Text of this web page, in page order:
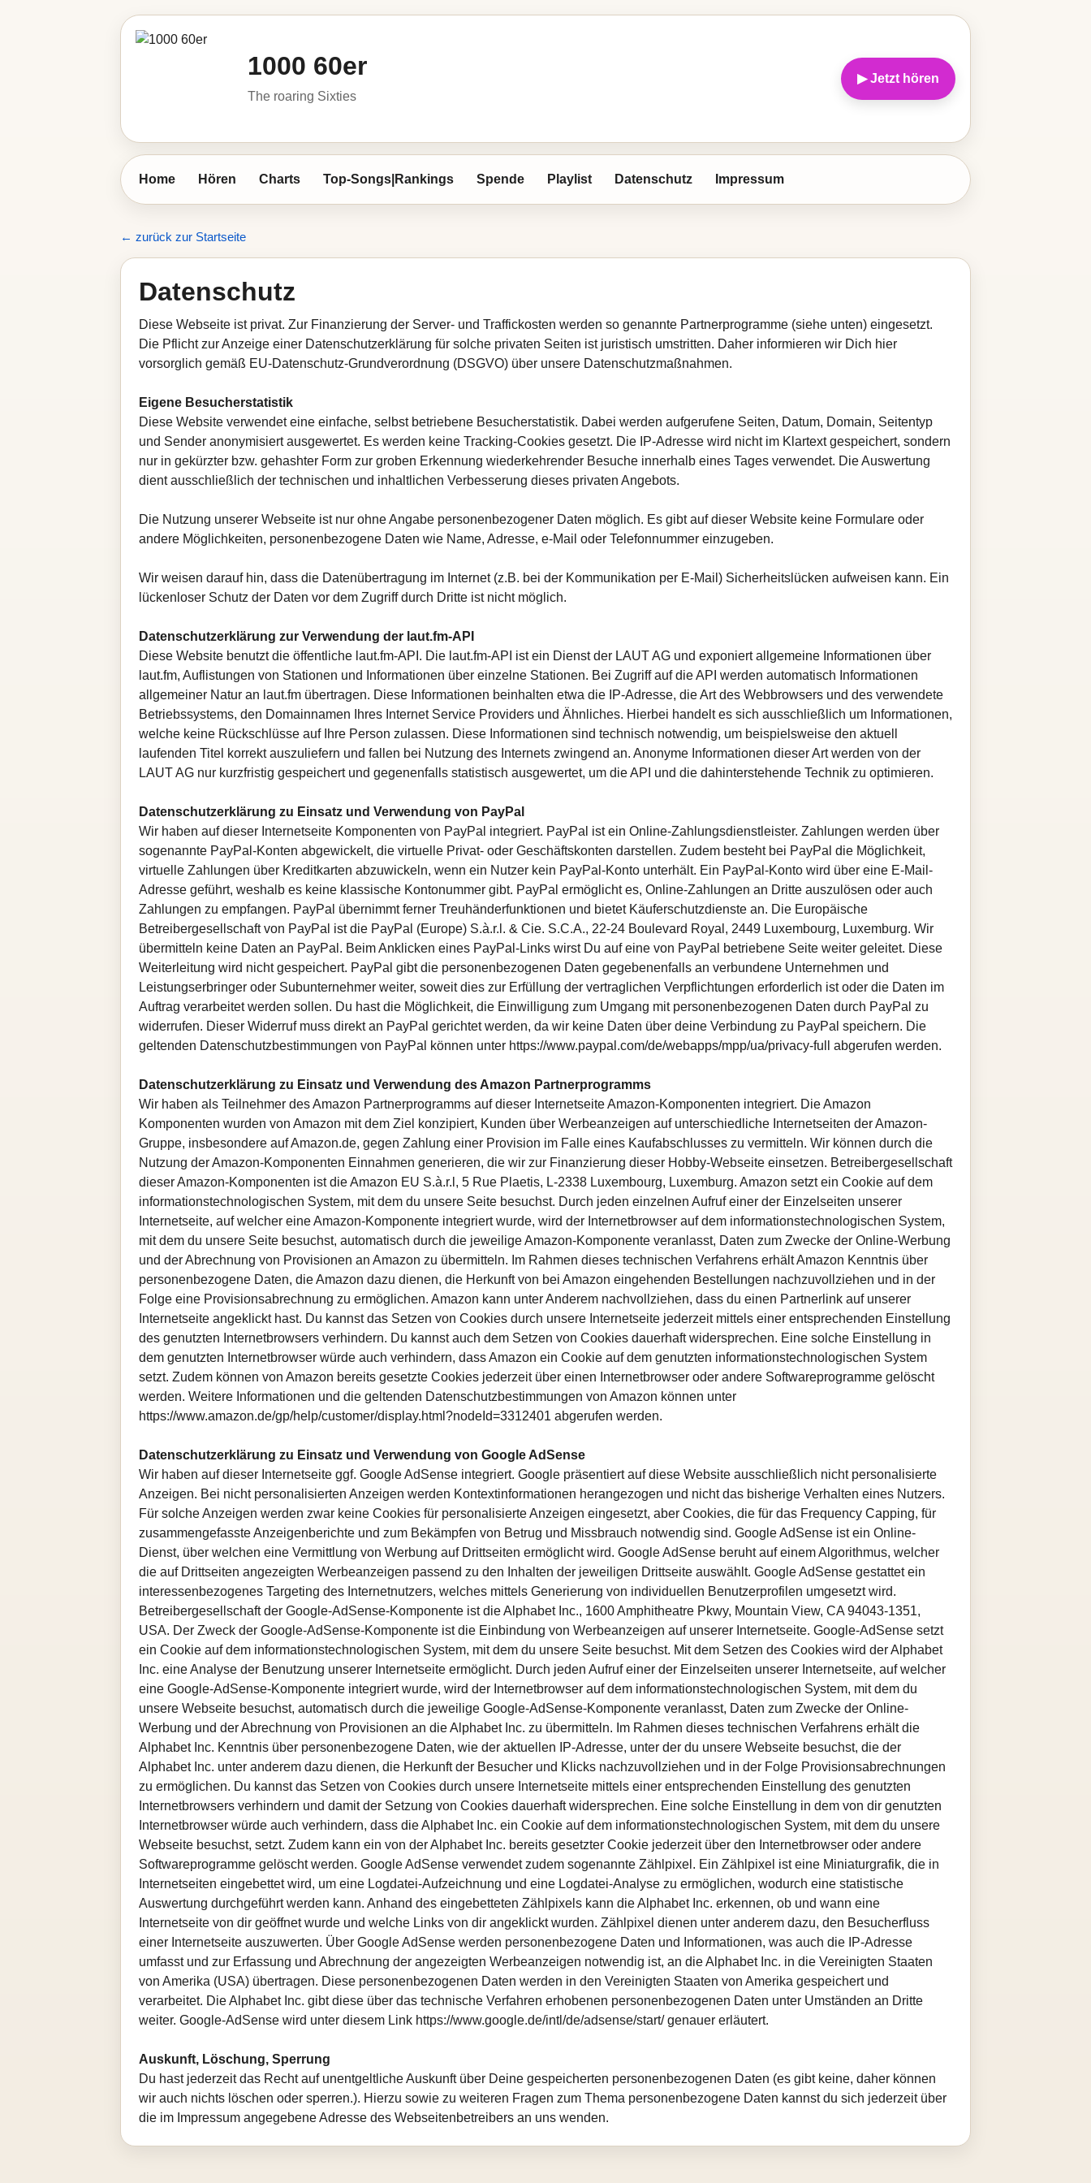
1000 60er
The roaring Sixties
▶ Jetzt hören
Home Hören Charts Top-Songs|Rankings Spende Playlist Datenschutz Impressum
← zurück zur Startseite
Datenschutz
Diese Webseite ist privat. Zur Finanzierung der Server- und Traffickosten werden so genannte Partnerprogramme (siehe unten) eingesetzt.
Die Pflicht zur Anzeige einer Datenschutzerklärung für solche privaten Seiten ist juristisch umstritten. Daher informieren wir Dich hier
vorsorglich gemäß EU-Datenschutz-Grundverordnung (DSGVO) über unsere Datenschutzmaßnahmen.
Eigene Besucherstatistik
Diese Website verwendet eine einfache, selbst betriebene Besucherstatistik. Dabei werden aufgerufene Seiten, Datum, Domain, Seitentyp
und Sender anonymisiert ausgewertet. Es werden keine Tracking-Cookies gesetzt. Die IP-Adresse wird nicht im Klartext gespeichert, sondern
nur in gekürzter bzw. gehashter Form zur groben Erkennung wiederkehrender Besuche innerhalb eines Tages verwendet. Die Auswertung
dient ausschließlich der technischen und inhaltlichen Verbesserung dieses privaten Angebots.
Die Nutzung unserer Webseite ist nur ohne Angabe personenbezogener Daten möglich. Es gibt auf dieser Website keine Formulare oder
andere Möglichkeiten, personenbezogene Daten wie Name, Adresse, e-Mail oder Telefonnummer einzugeben.
Wir weisen darauf hin, dass die Datenübertragung im Internet (z.B. bei der Kommunikation per E-Mail) Sicherheitslücken aufweisen kann. Ein
lückenloser Schutz der Daten vor dem Zugriff durch Dritte ist nicht möglich.
Datenschutzerklärung zur Verwendung der laut.fm-API
Diese Website benutzt die öffentliche laut.fm-API. Die laut.fm-API ist ein Dienst der LAUT AG und exponiert allgemeine Informationen über
laut.fm, Auflistungen von Stationen und Informationen über einzelne Stationen. Bei Zugriff auf die API werden automatisch Informationen
allgemeiner Natur an laut.fm übertragen. Diese Informationen beinhalten etwa die IP-Adresse, die Art des Webbrowsers und des verwendete
Betriebssystems, den Domainnamen Ihres Internet Service Providers und Ähnliches. Hierbei handelt es sich ausschließlich um Informationen,
welche keine Rückschlüsse auf Ihre Person zulassen. Diese Informationen sind technisch notwendig, um beispielsweise den aktuell
laufenden Titel korrekt auszuliefern und fallen bei Nutzung des Internets zwingend an. Anonyme Informationen dieser Art werden von der
LAUT AG nur kurzfristig gespeichert und gegenenfalls statistisch ausgewertet, um die API und die dahinterstehende Technik zu optimieren.
Datenschutzerklärung zu Einsatz und Verwendung von PayPal
Wir haben auf dieser Internetseite Komponenten von PayPal integriert. PayPal ist ein Online-Zahlungsdienstleister. Zahlungen werden über
sogenannte PayPal-Konten abgewickelt, die virtuelle Privat- oder Geschäftskonten darstellen. Zudem besteht bei PayPal die Möglichkeit,
virtuelle Zahlungen über Kreditkarten abzuwickeln, wenn ein Nutzer kein PayPal-Konto unterhält. Ein PayPal-Konto wird über eine E-Mail-
Adresse geführt, weshalb es keine klassische Kontonummer gibt. PayPal ermöglicht es, Online-Zahlungen an Dritte auszulösen oder auch
Zahlungen zu empfangen. PayPal übernimmt ferner Treuhänderfunktionen und bietet Käuferschutzdienste an. Die Europäische
Betreibergesellschaft von PayPal ist die PayPal (Europe) S.à.r.l. & Cie. S.C.A., 22-24 Boulevard Royal, 2449 Luxembourg, Luxemburg. Wir
übermitteln keine Daten an PayPal. Beim Anklicken eines PayPal-Links wirst Du auf eine von PayPal betriebene Seite weiter geleitet. Diese
Weiterleitung wird nicht gespeichert. PayPal gibt die personenbezogenen Daten gegebenenfalls an verbundene Unternehmen und
Leistungserbringer oder Subunternehmer weiter, soweit dies zur Erfüllung der vertraglichen Verpflichtungen erforderlich ist oder die Daten im
Auftrag verarbeitet werden sollen. Du hast die Möglichkeit, die Einwilligung zum Umgang mit personenbezogenen Daten durch PayPal zu
widerrufen. Dieser Widerruf muss direkt an PayPal gerichtet werden, da wir keine Daten über deine Verbindung zu PayPal speichern. Die
geltenden Datenschutzbestimmungen von PayPal können unter https://www.paypal.com/de/webapps/mpp/ua/privacy-full abgerufen werden.
Datenschutzerklärung zu Einsatz und Verwendung des Amazon Partnerprogramms
Wir haben als Teilnehmer des Amazon Partnerprogramms auf dieser Internetseite Amazon-Komponenten integriert. Die Amazon
Komponenten wurden von Amazon mit dem Ziel konzipiert, Kunden über Werbeanzeigen auf unterschiedliche Internetseiten der Amazon-
Gruppe, insbesondere auf Amazon.de, gegen Zahlung einer Provision im Falle eines Kaufabschlusses zu vermitteln. Wir können durch die
Nutzung der Amazon-Komponenten Einnahmen generieren, die wir zur Finanzierung dieser Hobby-Webseite einsetzen. Betreibergesellschaft
dieser Amazon-Komponenten ist die Amazon EU S.à.r.l, 5 Rue Plaetis, L-2338 Luxembourg, Luxemburg. Amazon setzt ein Cookie auf dem
informationstechnologischen System, mit dem du unsere Seite besuchst. Durch jeden einzelnen Aufruf einer der Einzelseiten unserer
Internetseite, auf welcher eine Amazon-Komponente integriert wurde, wird der Internetbrowser auf dem informationstechnologischen System,
mit dem du unsere Seite besuchst, automatisch durch die jeweilige Amazon-Komponente veranlasst, Daten zum Zwecke der Online-Werbung
und der Abrechnung von Provisionen an Amazon zu übermitteln. Im Rahmen dieses technischen Verfahrens erhält Amazon Kenntnis über
personenbezogene Daten, die Amazon dazu dienen, die Herkunft von bei Amazon eingehenden Bestellungen nachzuvollziehen und in der
Folge eine Provisionsabrechnung zu ermöglichen. Amazon kann unter Anderem nachvollziehen, dass du einen Partnerlink auf unserer
Internetseite angeklickt hast. Du kannst das Setzen von Cookies durch unsere Internetseite jederzeit mittels einer entsprechenden Einstellung
des genutzten Internetbrowsers verhindern. Du kannst auch dem Setzen von Cookies dauerhaft widersprechen. Eine solche Einstellung in
dem genutzten Internetbrowser würde auch verhindern, dass Amazon ein Cookie auf dem genutzten informationstechnologischen System
setzt. Zudem können von Amazon bereits gesetzte Cookies jederzeit über einen Internetbrowser oder andere Softwareprogramme gelöscht
werden. Weitere Informationen und die geltenden Datenschutzbestimmungen von Amazon können unter
https://www.amazon.de/gp/help/customer/display.html?nodeId=3312401 abgerufen werden.
Datenschutzerklärung zu Einsatz und Verwendung von Google AdSense
Wir haben auf dieser Internetseite ggf. Google AdSense integriert. Google präsentiert auf diese Website ausschließlich nicht personalisierte
Anzeigen. Bei nicht personalisierten Anzeigen werden Kontextinformationen herangezogen und nicht das bisherige Verhalten eines Nutzers.
Für solche Anzeigen werden zwar keine Cookies für personalisierte Anzeigen eingesetzt, aber Cookies, die für das Frequency Capping, für
zusammengefasste Anzeigenberichte und zum Bekämpfen von Betrug und Missbrauch notwendig sind. Google AdSense ist ein Online-
Dienst, über welchen eine Vermittlung von Werbung auf Drittseiten ermöglicht wird. Google AdSense beruht auf einem Algorithmus, welcher
die auf Drittseiten angezeigten Werbeanzeigen passend zu den Inhalten der jeweiligen Drittseite auswählt. Google AdSense gestattet ein
interessenbezogenes Targeting des Internetnutzers, welches mittels Generierung von individuellen Benutzerprofilen umgesetzt wird.
Betreibergesellschaft der Google-AdSense-Komponente ist die Alphabet Inc., 1600 Amphitheatre Pkwy, Mountain View, CA 94043-1351,
USA. Der Zweck der Google-AdSense-Komponente ist die Einbindung von Werbeanzeigen auf unserer Internetseite. Google-AdSense setzt
ein Cookie auf dem informationstechnologischen System, mit dem du unsere Seite besuchst. Mit dem Setzen des Cookies wird der Alphabet
Inc. eine Analyse der Benutzung unserer Internetseite ermöglicht. Durch jeden Aufruf einer der Einzelseiten unserer Internetseite, auf welcher
eine Google-AdSense-Komponente integriert wurde, wird der Internetbrowser auf dem informationstechnologischen System, mit dem du
unsere Webseite besuchst, automatisch durch die jeweilige Google-AdSense-Komponente veranlasst, Daten zum Zwecke der Online-
Werbung und der Abrechnung von Provisionen an die Alphabet Inc. zu übermitteln. Im Rahmen dieses technischen Verfahrens erhält die
Alphabet Inc. Kenntnis über personenbezogene Daten, wie der aktuellen IP-Adresse, unter der du unsere Webseite besuchst, die der
Alphabet Inc. unter anderem dazu dienen, die Herkunft der Besucher und Klicks nachzuvollziehen und in der Folge Provisionsabrechnungen
zu ermöglichen. Du kannst das Setzen von Cookies durch unsere Internetseite mittels einer entsprechenden Einstellung des genutzten
Internetbrowsers verhindern und damit der Setzung von Cookies dauerhaft widersprechen. Eine solche Einstellung in dem von dir genutzten
Internetbrowser würde auch verhindern, dass die Alphabet Inc. ein Cookie auf dem informationstechnologischen System, mit dem du unsere
Webseite besuchst, setzt. Zudem kann ein von der Alphabet Inc. bereits gesetzter Cookie jederzeit über den Internetbrowser oder andere
Softwareprogramme gelöscht werden. Google AdSense verwendet zudem sogenannte Zählpixel. Ein Zählpixel ist eine Miniaturgrafik, die in
Internetseiten eingebettet wird, um eine Logdatei-Aufzeichnung und eine Logdatei-Analyse zu ermöglichen, wodurch eine statistische
Auswertung durchgeführt werden kann. Anhand des eingebetteten Zählpixels kann die Alphabet Inc. erkennen, ob und wann eine
Internetseite von dir geöffnet wurde und welche Links von dir angeklickt wurden. Zählpixel dienen unter anderem dazu, den Besucherfluss
einer Internetseite auszuwerten. Über Google AdSense werden personenbezogene Daten und Informationen, was auch die IP-Adresse
umfasst und zur Erfassung und Abrechnung der angezeigten Werbeanzeigen notwendig ist, an die Alphabet Inc. in die Vereinigten Staaten
von Amerika (USA) übertragen. Diese personenbezogenen Daten werden in den Vereinigten Staaten von Amerika gespeichert und
verarbeitet. Die Alphabet Inc. gibt diese über das technische Verfahren erhobenen personenbezogenen Daten unter Umständen an Dritte
weiter. Google-AdSense wird unter diesem Link https://www.google.de/intl/de/adsense/start/ genauer erläutert.
Auskunft, Löschung, Sperrung
Du hast jederzeit das Recht auf unentgeltliche Auskunft über Deine gespeicherten personenbezogenen Daten (es gibt keine, daher können
wir auch nichts löschen oder sperren.). Hierzu sowie zu weiteren Fragen zum Thema personenbezogene Daten kannst du sich jederzeit über
die im Impressum angegebene Adresse des Webseitenbetreibers an uns wenden.